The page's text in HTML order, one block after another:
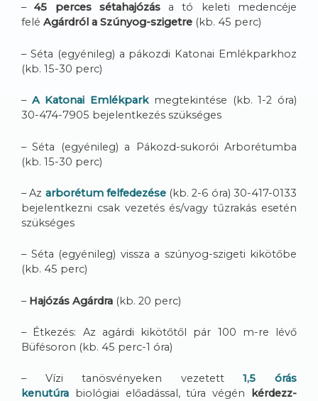
–45 perces sétahajózása tó keleti medencéje
felé Agárdról a Szúnyog-szigetre (kb. 45 perc)
– Séta (egyénileg) a pákozdi Katonai Emlékparkhoz
(kb. 15-30 perc)
– A Katonai Emlékparkmegtekintése (kb. 1-2 óra)
30-474-7905 bejelentkezés szükséges
– Séta (egyénileg) a Pákozd-sukorói Arborétumba
(kb. 15-30 perc)
– Az arborétum felfedezése(kb. 2-6 óra) 30-417-0133
bejelentkezni csak vezetés és/vagy tűzrakás esetén
szükséges
– Séta (egyénileg) vissza a szúnyog-szigeti kikötőbe
(kb. 45 perc)
– Hajózás Agárdra (kb. 20 perc)
– Étkezés: Az agárdi kikötőtől pár 100 m-re lévő
Büfésoron (kb. 45 perc-1 óra)
– Vízi tanösvényeken vezetett1,5 órás
kenutúra biológiai előadással, túra végén kérdezz-